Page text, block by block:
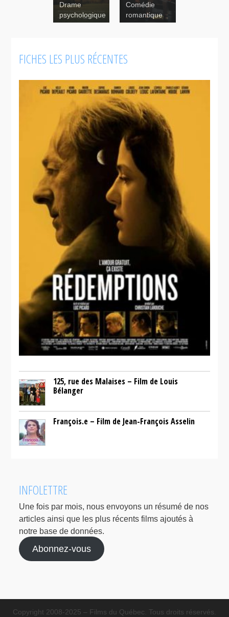
"Mariages"
Drame
psychologique
Du pic au
coeur
Comédie
romantique
FICHES LES PLUS RÉCENTES
125, rue des Malaises – Film de Louis
Bélanger
François.e – Film de Jean-François Asselin
INFOLETTRE
Une fois par mois, nous envoyons un résumé de nos
articles ainsi que les plus récents films ajoutés à
notre base de données.
Abonnez-vous
Copyright 2008-2025 – Films du Québec. Tous droits réservés.